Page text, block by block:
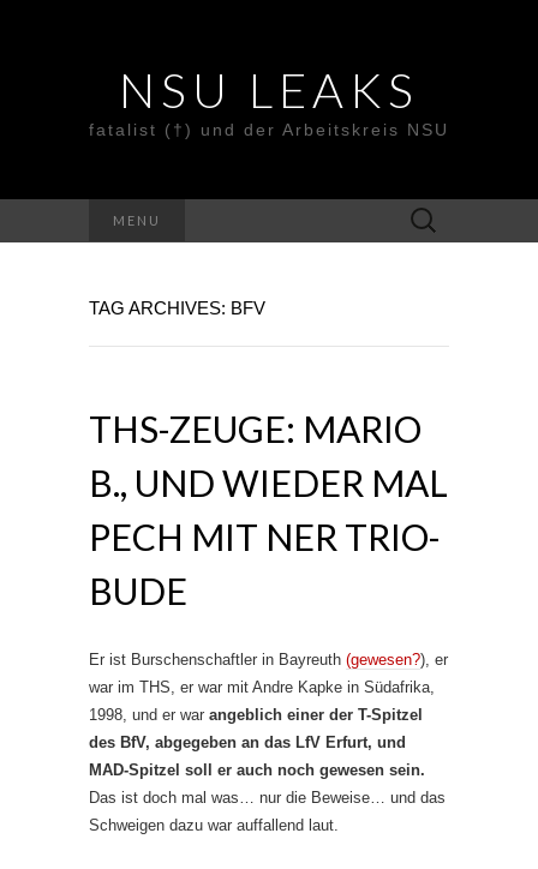
NSU LEAKS
fatalist (†) und der Arbeitskreis NSU
MENU
Suche
nach:
TAG ARCHIVES: BFV
THS-ZEUGE: MARIO
B., UND WIEDER MAL
PECH MIT NER TRIO-
BUDE
Er ist Burschenschaftler in Bayreuth (gewesen?), er
war im THS, er war mit Andre Kapke in Südafrika,
1998, und er war angeblich einer der T-Spitzel
des BfV, abgegeben an das LfV Erfurt, und
MAD-Spitzel soll er auch noch gewesen sein.
Das ist doch mal was… nur die Beweise… und das
Schweigen dazu war auffallend laut.